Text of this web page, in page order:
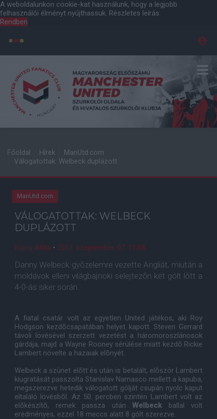
A weboldalunkon cookie-kat használunk, hogy a legjobb
felhasználói élményt nyújthassuk. Részletes leírás
Rendben
Főoldal Hírek
ManUtd.com
Válogatottak: Welbeck duplázott
ManUtd.com
VÁLOGATOTTAK: WELBECK
DUPLÁZOTT
Balog Attila • 2013. szeptember. 07. 11:08
Danny Welbeck gyõzelemre vezette Angliát, miután a
moldávok elleni világbajnoki selejtezõn két gólt lõtt a
4-0-ás siker során.
A fiatal csatár volt az egyetlen United játékos, aki Roy
Hodgson kezdõcsapatában helyet kapott. Steven Gerrard
távoli lövésével szerzett vezetést a háromoroszlánosok
gárdája, majd a Wayne Rooney sérülése miatt kezdõ Rickie
Lambert növelte a hazaiak elõnyét.
Welbeck a szünet elõtt és után is betalált, elõször Lambert
kiugratását passzolta Stanislav Namasco mellett a kapuba,
megszerezve hetedik válogatott gólját csupán nyolc kaput
eltaláló lövésbõl. Az 50. percben szintén Lambert volt az
elõkészítõ, remek passza után Welbeckballal volt
eredményes, ezzel 18 meccs alatt 8 gólt szerezve.